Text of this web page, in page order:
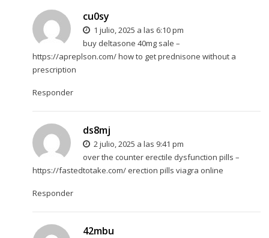
cu0sy
1 julio, 2025 a las 6:10 pm
buy deltasone 40mg sale –
https://apreplson.com/how to get prednisone without a
prescription
Responder
ds8mj
2 julio, 2025 a las 9:41 pm
over the counter erectile dysfunction pills –
https://fastedtotake.com/erection pills viagra online
Responder
42mbu